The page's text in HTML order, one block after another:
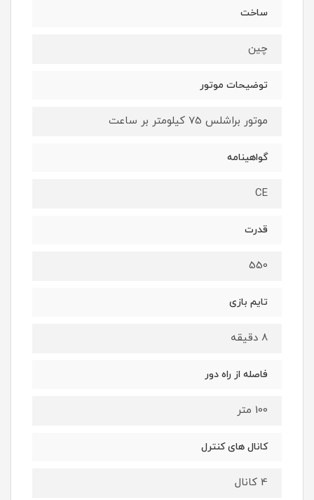
ساخت
چین
توضیحات موتور
موتور براشلس 75 کیلومتر بر ساعت
گواهینامه
CE
قدرت
550
تایم بازی
8 دقیقه
فاصله از راه دور
100 متر
کانال های کنترل
4 کانال